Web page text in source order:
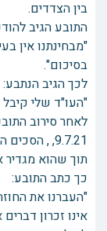
בין הצדדים.
התובע הגיב
"מבחינתנו אין
בסיכום".
לכך הגיב הנתבע:
"העו"ד שלי
לאחר סירוב
9.7.21, ,
תוך שהוא מגדיר
כך כתב התובע:
"העברנו את
אינו זכרון